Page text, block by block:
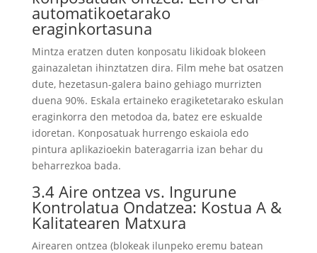
automatikoetarako
eraginkortasuna
Mintza eratzen duten konposatu likidoak blokeen
gainazaletan ihinztatzen dira. Film mehe bat osatzen
dute, hezetasun-galera baino gehiago murrizten
duena 90%. Eskala ertaineko eragiketetarako eskulan
eraginkorra den metodoa da, batez ere eskualde
idoretan. Konposatuak hurrengo eskaiola edo
pintura aplikazioekin bateragarria izan behar du
beharrezkoa bada.
3.4 Aire ontzea vs. Ingurune
Kontrolatua Ondatzea: Kostua A &
Kalitatearen Matxura
Airearen ontzea (blokeak ilunpeko eremu batean